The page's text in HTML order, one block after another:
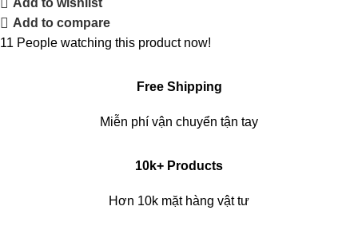
Add to wishlist
Add to compare
11 People watching this product now!
Free Shipping
Miễn phí vận chuyển tận tay
10k+ Products
Hơn 10k mặt hàng vật tư